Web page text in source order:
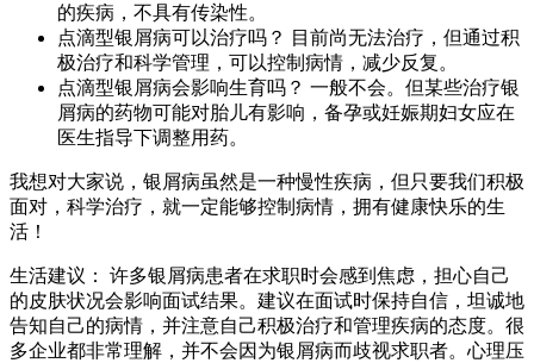
的疾病，不具有传染性。
点滴型银屑病可以治疗吗？ 目前尚无法治疗，但通过积
极治疗和科学管理，可以控制病情，减少反复。
点滴型银屑病会影响生育吗？ 一般不会。但某些治疗银
屑病的药物可能对胎儿有影响，备孕或妊娠期妇女应在
医生指导下调整用药。
我想对大家说，银屑病虽然是一种慢性疾病，但只要我们积极
面对，科学治疗，就一定能够控制病情，拥有健康快乐的生
活！
生活建议： 许多银屑病患者在求职时会感到焦虑，担心自己
的皮肤状况会影响面试结果。建议在面试时保持自信，坦诚地
告知自己的病情，并注意自己积极治疗和管理疾病的态度。很
多企业都非常理解，并不会因为银屑病而歧视求职者。心理压